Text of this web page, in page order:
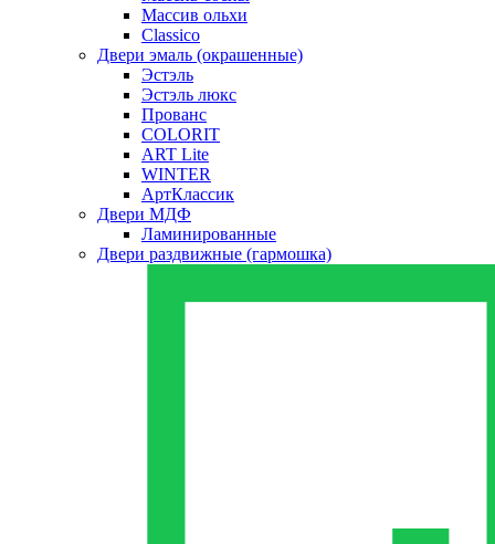
Массив ольхи
Classico
Двери эмаль (окрашенные)
Эстэль
Эстэль люкс
Прованс
COLORIT
ART Lite
WINTER
АртКлассик
Двери МДФ
Ламинированные
Двери раздвижные (гармошка)